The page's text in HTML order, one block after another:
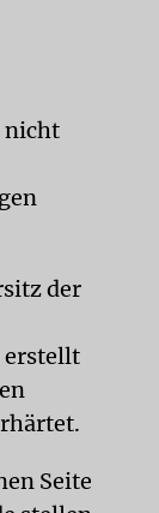
nicht
der
erstellt
Seite